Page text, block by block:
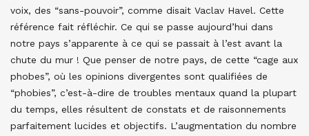
voix, des “sans-pouvoir”, comme disait Vaclav Havel. Cette
référence fait réfléchir. Ce qui se passe aujourd’hui dans
notre pays s’apparente à ce qui se passait à l’est avant la
chute du mur ! Que penser de notre pays, de cette “cage aux
phobes”, où les opinions divergentes sont qualifiées de
“phobies”, c’est-à-dire de troubles mentaux quand la plupart
du temps, elles résultent de constats et de raisonnements
parfaitement lucides et objectifs. L’augmentation du nombre